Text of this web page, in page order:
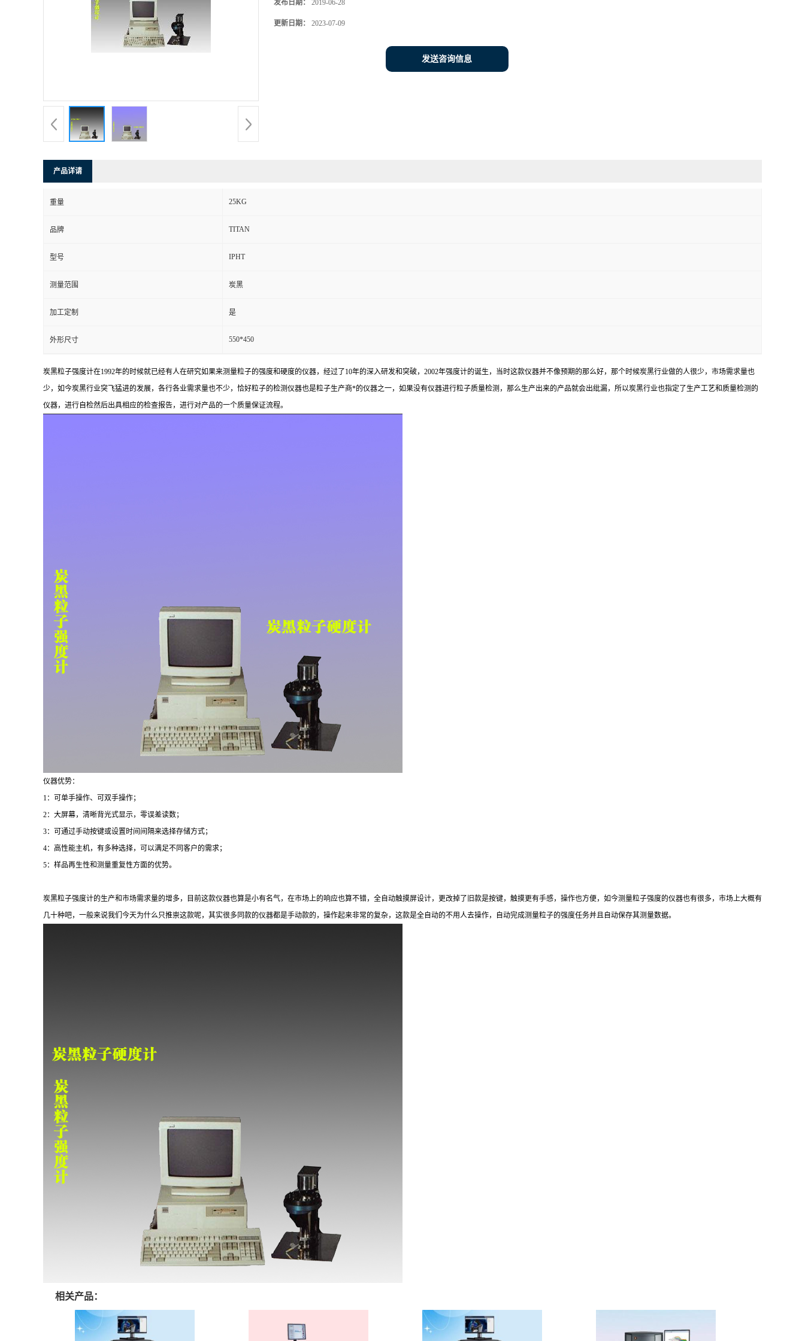
发布日期： 2019-06-28
更新日期： 2023-07-09
发送咨询信息
产品详请
重量 25KG
品牌 TITAN
型号 IPHT
测量范围 炭黑
加工定制 是
外形尺寸 550*450
炭黑粒子强度计在1992年的时候就已经有人在研究如果来测量粒子的强度和硬度的仪器，经过了10年的深入研发和突破，2002年强度计的诞生，当时这款仪器并不像预期的那么好，那个时候炭黑行业做的人很少，市场需求量也
少，如今炭黑行业突飞猛进的发展，各行各业需求量也不少，恰好粒子的检测仪器也是粒子生产商*的仪器之一，如果没有仪器进行粒子质量检测，那么生产出来的产品就会出纰漏，所以炭黑行业也指定了生产工艺和质量检测的
仪器，进行自检然后出具相应的检查报告，进行对产品的一个质量保证流程。
仪器优势：
1：可单手操作、可双手操作；
2：大屏幕，清晰背光式显示，零误差读数；
3：可通过手动按键或设置时间间隔来选择存储方式；
4：高性能主机，有多种选择，可以满足不同客户的需求；
5：样品再生性和测量重复性方面的优势。
炭黑粒子强度计的生产和市场需求量的增多，目前这款仪器也算是小有名气，在市场上的响应也算不错，全自动触摸屏设计，更改掉了旧款是按键，触摸更有手感，操作也方便，如今测量粒子强度的仪器也有很多，市场上大概有
几十种吧，一般来说我们今天为什么只推崇这款呢，其实很多同款的仪器都是手动款的，操作起来非常的复杂，这款是全自动的不用人去操作，自动完成测量粒子的强度任务并且自动保存其测量数据。
相关产品：